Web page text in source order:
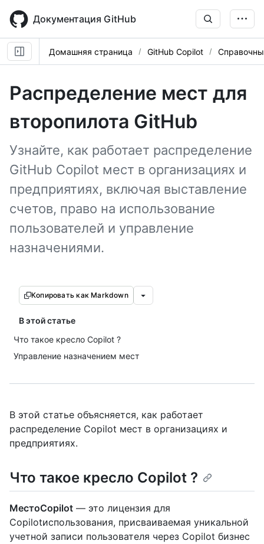
main
content
Документация GitHub
Домашняя страница GitHub Copilot
Распределение мест для
второпилота GitHub
Узнайте, как работает распределение
GitHub Copilot мест в организациях и
предприятиях, включая выставление
счетов, право на использование
пользователей и управление
назначениями.
Копировать как Markdown
В этой статье
Что такое кресло Copilot ?
Управление назначением мест
В этой статье объясняется, как работает
распределение Copilot мест в организациях и
предприятиях.
Что такое кресло Copilot ?
МестоCopilot — это лицензия для
Copilotиспользования, присваиваемая уникальной
учетной записи пользователя через Copilot бизнес